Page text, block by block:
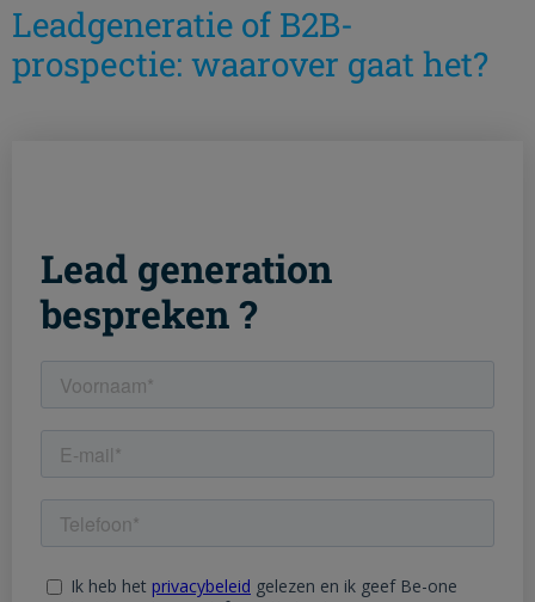
Leadgeneratie of B2B-
prospectie: waarover gaat het?
Lead generation
bespreken ?